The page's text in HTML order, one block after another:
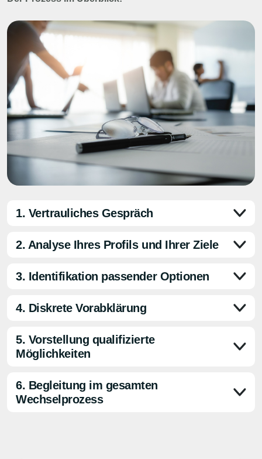
1. Vertrauliches Gespräch
2. Analyse Ihres Profils und Ihrer Ziele
3. Identifikation passender Optionen
4. Diskrete Vorabklärung
5. Vorstellung qualifizierte
Möglichkeiten
6. Begleitung im gesamten
Wechselprozess